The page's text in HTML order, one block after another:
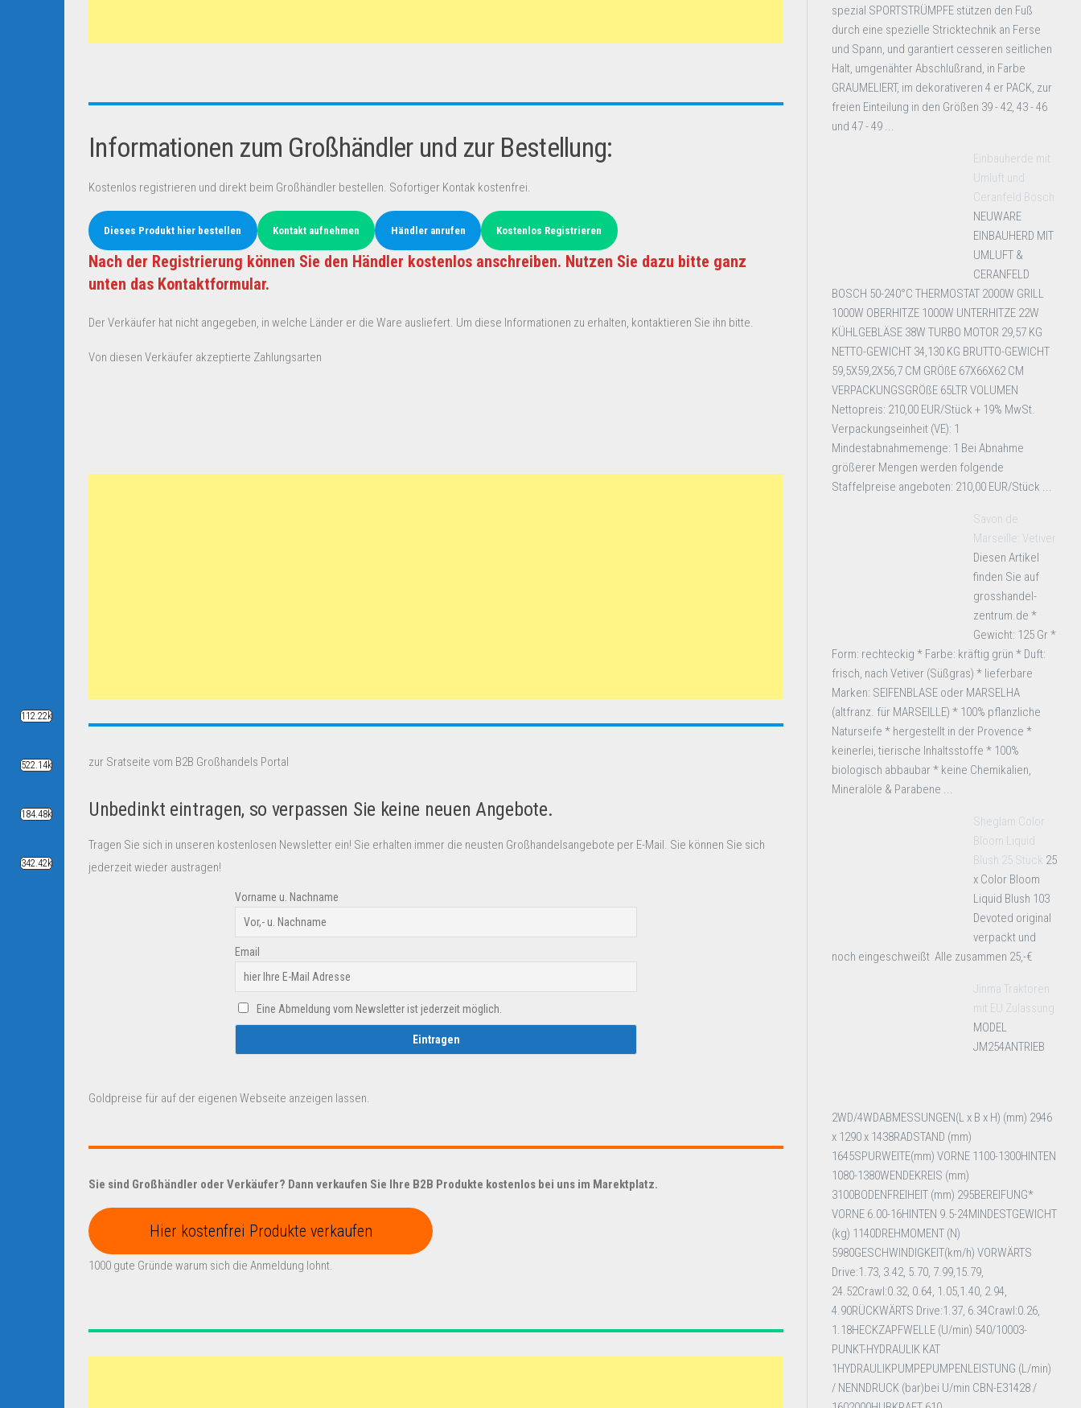
Informationen zum Großhändler und zur Bestellung:
Kostenlos registrieren und direkt beim Großhändler bestellen. Sofortiger Kontak kostenfrei.
Dieses Produkt hier bestellen Kontakt aufnehmen Händler anrufen Kostenlos Registrieren
Nach der Registrierung können Sie den Händler kostenlos anschreiben. Nutzen Sie dazu bitte ganz
unten das Kontaktformular.
Der Verkäufer hat nicht angegeben, in welche Länder er die Ware ausliefert. Um diese Informationen zu erhalten, kontaktieren Sie ihn bitte.
Von diesen Verkäufer akzeptierte Zahlungsarten
zur Sratseite vom B2B Großhandels Portal
Unbedinkt eintragen, so verpassen Sie keine neuen Angebote.
Tragen Sie sich in unseren kostenlosen Newsletter ein! Sie erhalten immer die neusten Großhandelsangebote per E-Mail. Sie können Sie sich
jederzeit wieder austragen!
Vorname u. Nachname
Email
Eine Abmeldung vom Newsletter ist jederzeit möglich.
Goldpreise für auf der eigenen Webseite anzeigen lassen.
Sie sind Großhändler oder Verkäufer? Dann verkaufen Sie Ihre B2B Produkte kostenlos bei uns im Marektplatz.
Hier kostenfrei Produkte verkaufen
1000 gute Gründe warum sich die Anmeldung lohnt.
spezial SPORTSTRÜMPFE stützen den Fuß
durch eine spezielle Stricktechnik an Ferse
und Spann, und garantiert cesseren seitlichen
Halt, umgenähter Abschlußrand, in Farbe
GRAUMELIERT, im dekorativeren 4 er PACK, zur
freien Einteilung in den Größen 39 - 42, 43 - 46
und 47 - 49 ...
Einbauherde mit
Umluft und
Ceranfeld Bosch
NEUWARE
EINBAUHERD MIT
UMLUFT &
CERANFELD
BOSCH 50-240°C THERMOSTAT 2000W GRILL
1000W OBERHITZE 1000W UNTERHITZE 22W
KÜHLGEBLÄSE 38W TURBO MOTOR 29,57 KG
NETTO-GEWICHT 34,130 KG BRUTTO-GEWICHT
59,5X59,2X56,7 CM GRÖßE 67X66X62 CM
VERPACKUNGSGRÖßE 65LTR VOLUMEN
Nettopreis: 210,00 EUR/Stück + 19% MwSt.
Verpackungseinheit (VE): 1
Mindestabnahmemenge: 1 Bei Abnahme
größerer Mengen werden folgende
Staffelpreise angeboten: 210,00 EUR/Stück ...
Savon de
Marseille: Vetiver
Diesen Artikel
finden Sie auf
grosshandel-
zentrum.de *
Gewicht: 125 Gr *
Form: rechteckig * Farbe: kräftig grün * Duft:
frisch, nach Vetiver (Süßgras) * lieferbare
Marken: SEIFENBLASE oder MARSELHA
(altfranz. für MARSEILLE) * 100% pflanzliche
Naturseife * hergestellt in der Provence *
keinerlei, tierische Inhaltsstoffe * 100%
biologisch abbaubar * keine Chemikalien,
Mineralöle & Parabene ...
Sheglam Color
Bloom Liquid
Blush 25 Stück 25
x Color Bloom
Liquid Blush 103
Devoted original
verpackt und
noch eingeschweißt Alle zusammen 25,-€
Jinma Traktoren
mit EU Zulassung
MODEL
JM254ANTRIEB
2WD/4WDABMESSUNGEN(L x B x H) (mm) 2946
x 1290 x 1438RADSTAND (mm)
1645SPURWEITE(mm) VORNE 1100-1300HINTEN
1080-1380WENDEKREIS (mm)
3100BODENFREIHEIT (mm) 295BEREIFUNG*
VORNE 6.00-16HINTEN 9.5-24MINDESTGEWICHT
(kg) 1140DREHMOMENT (N)
5980GESCHWINDIGKEIT(km/h) VORWÄRTS
Drive:1.73, 3.42, 5.70, 7.99,15.79,
24.52Crawl:0.32, 0.64, 1.05,1.40, 2.94,
4.90RÜCKWÄRTS Drive:1.37, 6.34Crawl:0.26,
1.18HECKZAPFWELLE (U/min) 540/10003-
PUNKT-HYDRAULIK KAT
1HYDRAULIKPUMPEPUMPENLEISTUNG (L/min)
/ NENNDRUCK (bar)bei U/min CBN-E31428 /
112.22k
522.14k
184.48k
342.42k